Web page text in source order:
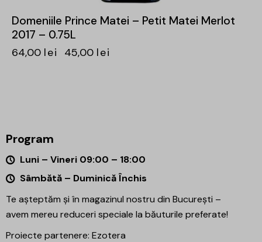
Domeniile Prince Matei – Petit Matei Merlot
2017 – 0.75L
64,00 lei 45,00 lei
Program
Luni – Vineri 09:00 – 18:00
Sâmbătă – Duminică Închis
Te așteptăm și în magazinul nostru din București –
avem mereu reduceri speciale la băuturile preferate!
Proiecte partenere: Ezotera